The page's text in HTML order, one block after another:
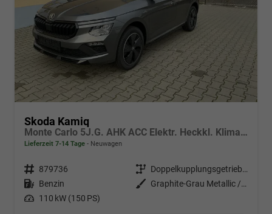
Skoda Kamiq
Monte Carlo 5J.G. AHK ACC Elektr. Heckkl. Klimaauto Virt.Cockpit Matrix Kessy PDC v+h
Lieferzeit 7-14 Tage Neuwagen
Fahrzeugnr. 879736 Getriebe
Doppelkupplungsgetriebe (DSG)
Kraftstoff Benzin Außenfarbe
Graphite-Grau Metallic / Color Concept Black
Leistung 110 kW (150 PS)